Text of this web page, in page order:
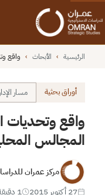
الرئيسية › الأبحاث › واقع
أوراق بحثية مسار
واقع وتحديات
المجالس
مركز عمران
27 أكتوبر 2015
1 دقيقة قراءة